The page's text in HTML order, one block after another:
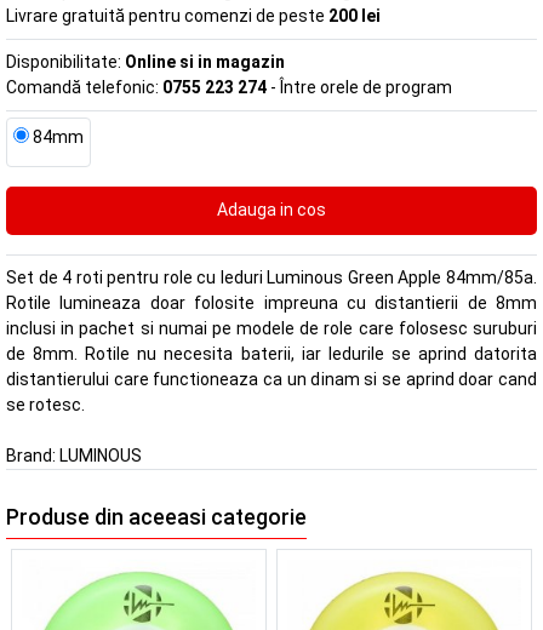
Livrare gratuită pentru comenzi de peste 200 lei
Disponibilitate: Online si in magazin
Comandă telefonic: 0755 223 274 - Între orele de program
84mm
Set de 4 roti pentru role cu leduri Luminous Green Apple 84mm/85a.
Rotile lumineaza doar folosite impreuna cu distantierii de 8mm
inclusi in pachet si numai pe modele de role care folosesc suruburi
de 8mm. Rotile nu necesita baterii, iar ledurile se aprind datorita
distantierului care functioneaza ca un dinam si se aprind doar cand
se rotesc.
Brand: LUMINOUS
Produse din aceeasi categorie